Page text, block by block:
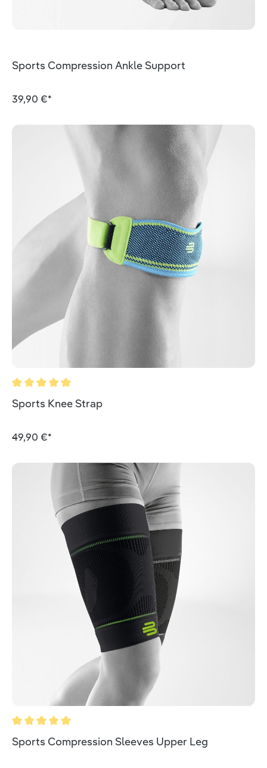
Sports Compression Ankle Support
39,90 €*
Durchschnittliche Bewertung von 5 von 5 Sternen
Sports Knee Strap
49,90 €*
Durchschnittliche Bewertung von 5 von 5 Sternen
Sports Compression Sleeves Upper Leg